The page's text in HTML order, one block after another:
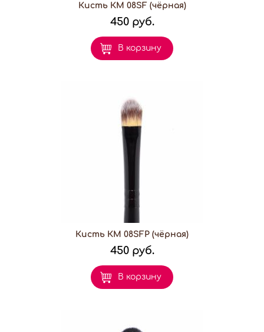
Кисть КМ 08SF (чёрная)
450 руб.
В корзину
Кисть КМ 08SFP (чёрная)
450 руб.
В корзину